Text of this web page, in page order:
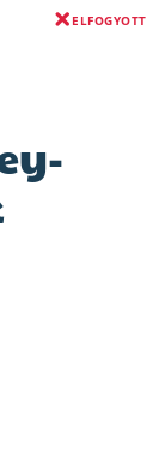
ELFOGYOTT